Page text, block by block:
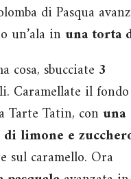
di Pasqua
un’ala inuna torta
cosa, sbucciate 3
Caramellate il fondo
Tarte Tatin, conuna
limone e
sul caramello. Ora